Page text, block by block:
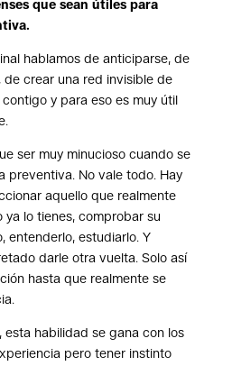
que sean útiles para
hablamos de anticiparse, de
crear una red invisible de
y para eso es muy útil
ser muy minucioso cuando se
preventiva. No vale todo. Hay
aquello que realmente
lo tienes, comprobar su
entenderlo, estudiarlo. Y
darle otra vuelta. Solo así
hasta que realmente se
esta habilidad se gana con los
pero tener instinto